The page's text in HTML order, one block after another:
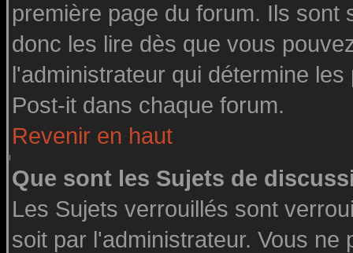
première page du forum. Ils
donc les lire dès que vous
l'administrateur qui détermine
Post-it dans chaque forum.
Revenir en haut
Que sont les Sujets de
Les Sujets verrouillés sont
soit par l'administrateur. Vous